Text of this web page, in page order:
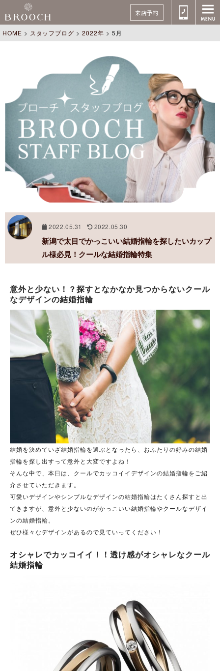
来店予約
HOME > スタッフブログ >2022年 > 5月
2022.05.31 2022.05.30
新潟で太目でかっこいい結婚指輪を探したいカップ
ル様必見！クールな結婚指輪特集
意外と少ない！？探すとなかなか見つからないクール
なデザインの結婚指輪
結婚を決めていざ結婚指輪を選ぶとなったら、おふたりの好みの結婚
指輪を探し出すって意外と大変ですよね！
そんな中で、本日は、クールでカッコイイデザインの結婚指輪をご紹
介させていただきます。
可愛いデザインやシンプルなデザインの結婚指輪はたくさん探すと出
てきますが、意外と少ないのがかっこいい結婚指輪やクールなデザイ
ンの結婚指輪。
ぜひ様々なデザインがあるので見ていってください！
オシャレでカッコイイ！！透け感がオシャレなクール
結婚指輪